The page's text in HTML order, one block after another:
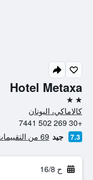
Hotel Metaxa
2 نجمتين
كالاماكي، اليونان
+30 269 502 7441
7.3 جيد 69 من التقييمات تم التحقق منها
ح 16/8